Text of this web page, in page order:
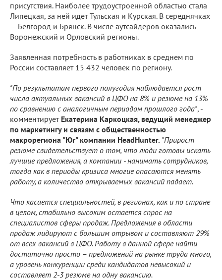
присутствия. Наиболее трудоустроенной областью стала
Липецкая, за ней идет Тульская и Курская. В середнячках
— Белгород и Брянск. В числе аутсайдеров оказались
Воронежский и Орловский регионы.
Заявленная потребность в работниках в среднем по
России составляет 15 432 человек по региону.
"По результатам первого полугодия наблюдается рост
числа актуальных вакансий в ЦФО на 8% и резюме на 13%
по сравнению с аналогичным периодом прошлого года", -
комментирует Екатерина Каркоцкая, ведущий менеджер
по маркетингу и связям с общественностью
макрорегиона "Юг" компании HeadHunter. "Прирост
резюме свидетельствует о том, что люди готовы искать
лучшие предложения, а компании - нанимать сотрудников,
тогда как в периоды кризиса многие опасаются менять
работу, а количество открываемых вакансий падает.
Что касается специальностей, в регионах, как и по стране
в целом, стабильно высоким остается спрос на
специалистов сферы продаж. Предложения в области
продаж лидируют с большим отрывом и составляют 29%
от всех вакансий в ЦФО. Работу в данной сфере найти
достаточно просто – предложений на рынке труда много,
а уровень конкуренции среди кандидатов невысокий и
составляет 2-3 резюме на одну вакансию.